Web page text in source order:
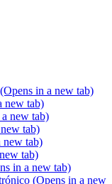
(Opens in a new tab)
new tab)
new tab)
tab)
new tab)
tab)
in a new tab)
(Opens in a new